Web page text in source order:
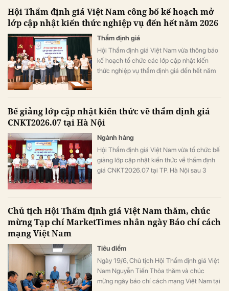
xuất sắc từ 85 điểm trở lên, đồng thời ghi
dấu ấn ở nhiều khung điểm cao trên toàn
Hội Thẩm định giá Việt Nam công bố kế hoạch mở
lớp cập nhật kiến thức nghiệp vụ đến hết năm 2026
Thẩm định giá
Hội Thẩm định giá Việt Nam vừa thông báo
kế hoạch tổ chức các lớp cập nhật kiến
thức nghiệp vụ thẩm định giá đến hết năm
Bế giảng lớp cập nhật kiến thức về thẩm định giá
CNKT2026.07 tại Hà Nội
Ngành hàng
Hội Thẩm định giá Việt Nam vừa tổ chức bế
giảng lớp cập nhật kiến thức về thẩm định
giá CNKT2026.07 tại TP. Hà Nội sau 3
Chủ tịch Hội Thẩm định giá Việt Nam thăm, chúc
mừng Tạp chí MarketTimes nhân ngày Báo chí cách
mạng Việt Nam
Tiêu điểm
Ngày 19/6, Chủ tịch Hội Thẩm định giá Việt
Nam Nguyễn Tiến Thỏa thăm và chúc
mừng ngày báo chí cách mạng Việt Nam tại